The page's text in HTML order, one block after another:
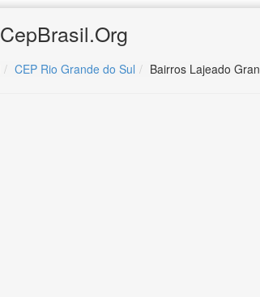
CepBrasil.Org
CEP Rio Grande do Sul Bairros Lajeado